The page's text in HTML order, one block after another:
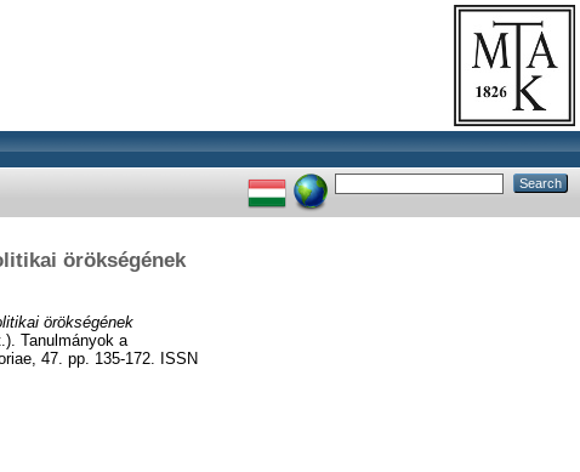
örökségének
örökségének
Tanulmányok a
47. pp. 135-172. ISSN